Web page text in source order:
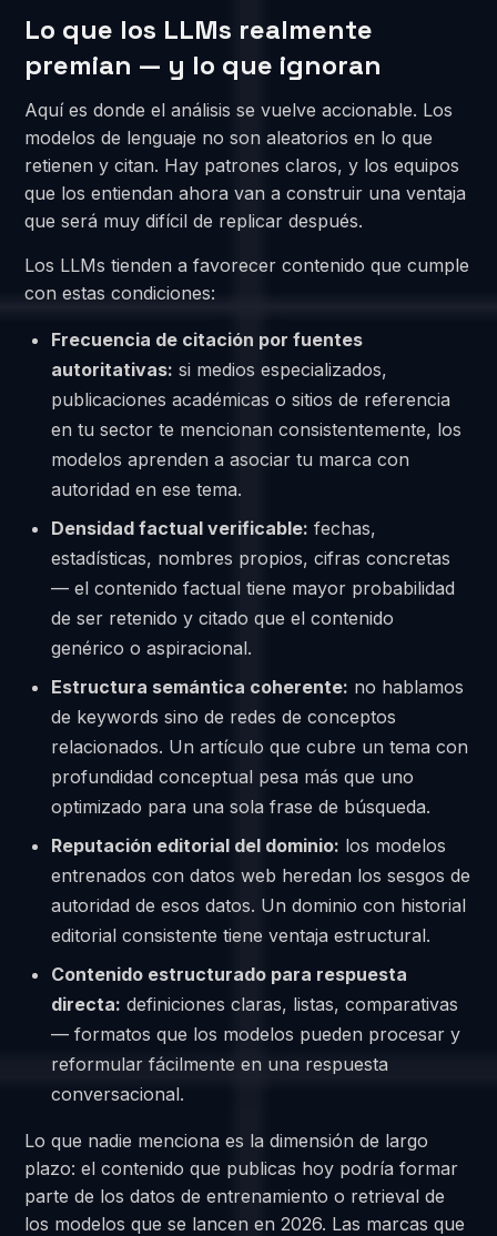
Lo que los LLMs realmente
premian — y lo que ignoran
Aquí es donde el análisis se vuelve accionable. Los
modelos de lenguaje no son aleatorios en lo que
retienen y citan. Hay patrones claros, y los equipos
que los entiendan ahora van a construir una ventaja
que será muy difícil de replicar después.
Los LLMs tienden a favorecer contenido que cumple
con estas condiciones:
Frecuencia de citación por fuentes
autoritativas: si medios especializados,
publicaciones académicas o sitios de referencia
en tu sector te mencionan consistentemente, los
modelos aprenden a asociar tu marca con
autoridad en ese tema.
Densidad factual verificable: fechas,
estadísticas, nombres propios, cifras concretas
— el contenido factual tiene mayor probabilidad
de ser retenido y citado que el contenido
genérico o aspiracional.
Estructura semántica coherente: no hablamos
de keywords sino de redes de conceptos
relacionados. Un artículo que cubre un tema con
profundidad conceptual pesa más que uno
optimizado para una sola frase de búsqueda.
Reputación editorial del dominio: los modelos
entrenados con datos web heredan los sesgos de
autoridad de esos datos. Un dominio con historial
editorial consistente tiene ventaja estructural.
Contenido estructurado para respuesta
directa: definiciones claras, listas, comparativas
— formatos que los modelos pueden procesar y
reformular fácilmente en una respuesta
conversacional.
Lo que nadie menciona es la dimensión de largo
plazo: el contenido que publicas hoy podría formar
parte de los datos de entrenamiento o retrieval de
los modelos que se lancen en 2026. Las marcas que